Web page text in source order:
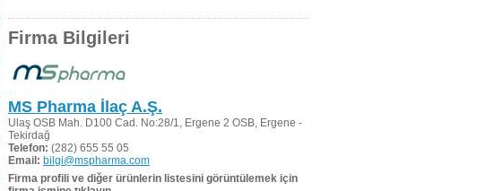
Firma Bilgileri
MS Pharma İlaç A.Ş.
Ulaş OSB Mah. D100 Cad. No:28/1, Ergene 2 OSB, Ergene -
Tekirdağ
Telefon: (282) 655 55 05
Email: bilgi@mspharma.com
Firma profili ve diğer ürünlerin listesini görüntülemek için